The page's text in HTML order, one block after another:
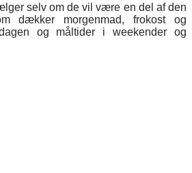
selv om de vil være en del af den
dækker morgenmad, frokost og
og måltider i weekender og